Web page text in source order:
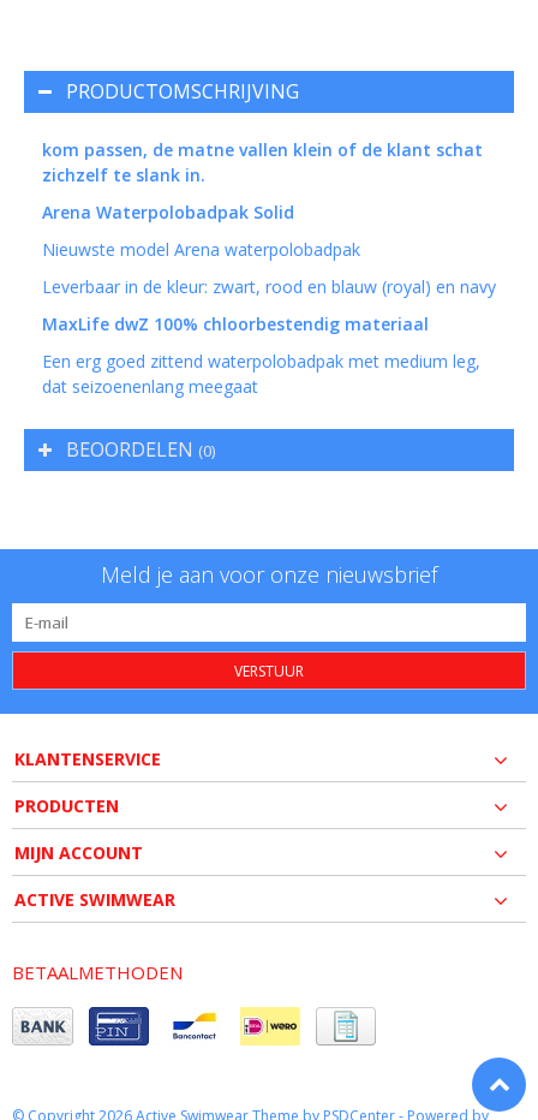
PRODUCTOMSCHRIJVING
kom passen, de matne vallen klein of de klant schat
zichzelf te slank in.
Arena Waterpolobadpak Solid
Nieuwste model Arena waterpolobadpak
Leverbaar in de kleur: zwart, rood en blauw (royal) en navy
MaxLife dwZ 100% chloorbestendig materiaal
Een erg goed zittend waterpolobadpak met medium leg,
dat seizoenenlang meegaat
BEOORDELEN (0)
Meld je aan voor onze nieuwsbrief
VERSTUUR
KLANTENSERVICE
PRODUCTEN
MIJN ACCOUNT
ACTIVE SWIMWEAR
BETAALMETHODEN